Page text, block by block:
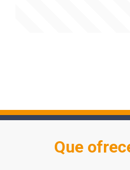
Que